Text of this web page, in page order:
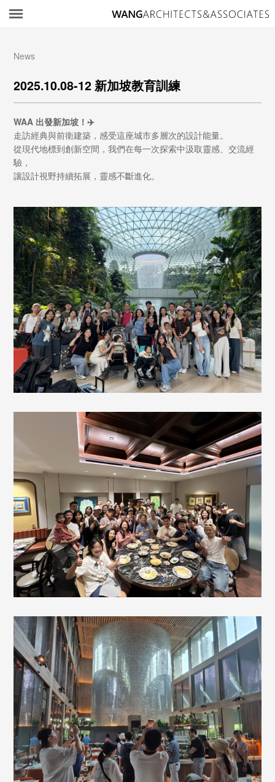
News
2025.10.08-12 新加坡教育訓練
WAA 出發新加坡！✈️
走訪經典與前衛建築，感受這座城市多層次的設計能量。
從現代地標到創新空間，我們在每一次探索中汲取靈感、交流經
驗，
讓設計視野持續拓展，靈感不斷進化。